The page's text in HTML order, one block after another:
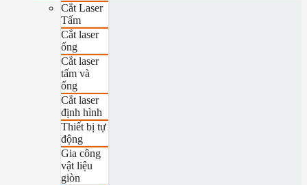
Cắt Laser
Tấm
Cắt laser
ống
Cắt laser
tấm và
ống
Cắt laser
định hình
Thiết bị tự
động
Gia công
vật liệu
giòn